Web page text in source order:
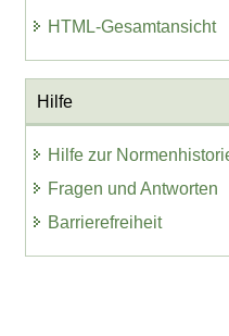
HTML-Gesamtansicht
Hilfe
Hilfe zur
Fragen und Antworten
Barrierefreiheit